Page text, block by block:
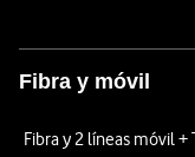
Fibra y móvil
Fibra y 2 líneas móvil +